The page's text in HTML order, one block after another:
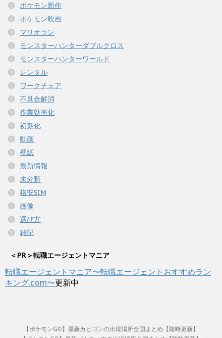
ポケモン新作
ポケモン映画
マリオラン
モンスターハンターダブルクロス
モンスターハンターワールド
レンタル
ワークチェア
不具合解消
作業効率化
初期化
動画
壁紙
最新情報
未分類
格安SIM
画像
選び方
雑記
＜PR＞転職エージェントマニア
転職エージェントマニア〜転職エージェントおすすめラン
キング.com〜更新中
【ポケモンGO】最新カビゴンの出現場所全国まとめ【随時更新】